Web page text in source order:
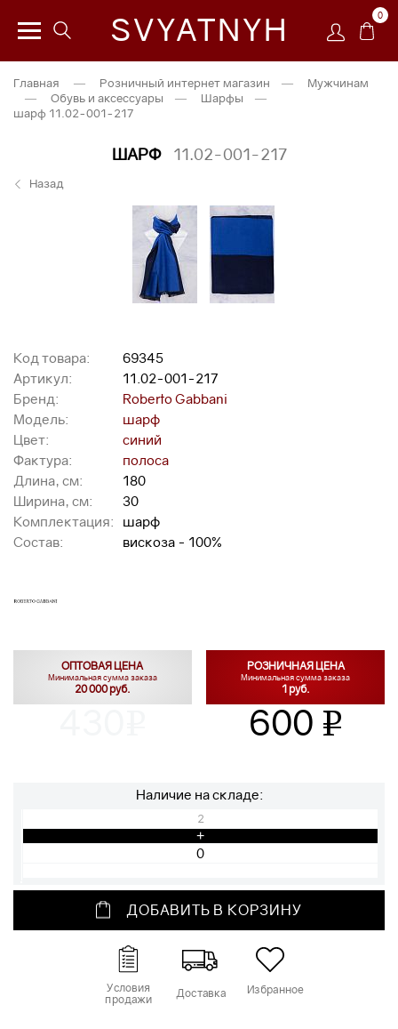
SVYATNYH 0
Главная — Розничный интернет магазин —
Мужчинам
—
Обувь и аксессуары — Шарфы
—
шарф 11.02-001-217
ШАРФ 11.02-001-217
Назад
Код товара:
69345
Артикул:
11.02-001-217
Бренд:
Roberto Gabbani
Модель:
шарф
Цвет:
синий
Фактура:
полоса
Длина, см:
180
Ширина, см:
30
Комплектация:
шарф
Состав:
вискоза - 100%
ОПТОВАЯ ЦЕНА
Минимальная сумма заказа
20 000 руб.
РОЗНИЧНАЯ ЦЕНА
Минимальная сумма заказа
1 руб.
600 v
Наличие на складе:
2
+
ДОБАВИТЬ В КОРЗИНУ
Условия
продажи Доставка Избранное